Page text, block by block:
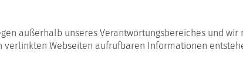
außerhalb unseres Verantwortungsbereiches und wir
Webseiten aufrufbaren Informationen